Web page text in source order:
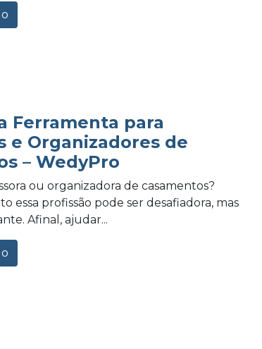
Ferramenta para
e Organizadores de
– WedyPro
ou organizadora de casamentos?
essa profissão pode ser desafiadora, mas
Afinal, ajudar...